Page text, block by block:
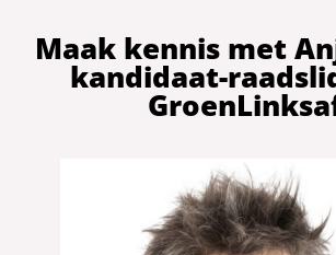
Maak kennis met
kandidaat-